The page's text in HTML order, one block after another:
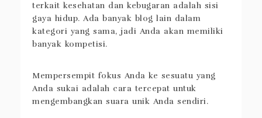
terkait kesehatan dan kebugaran adalah sisi
gaya hidup. Ada banyak blog lain dalam
kategori yang sama, jadi Anda akan memiliki
banyak kompetisi.
Mempersempit fokus Anda ke sesuatu yang
Anda sukai adalah cara tercepat untuk
mengembangkan suara unik Anda sendiri.